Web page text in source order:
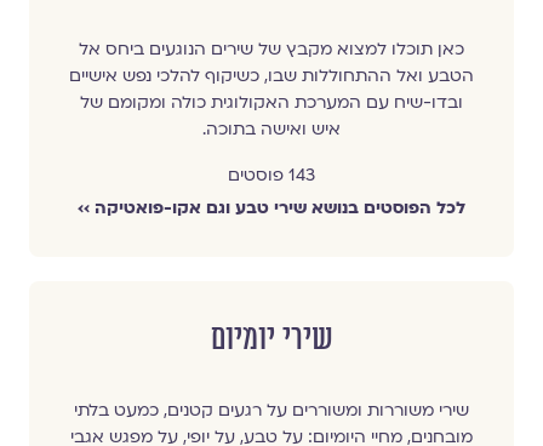
כאן תוכלו למצוא מקבץ של שירים הנוגעים ביחס אל
הטבע ואל ההתחוללות שבו, כשיקוף להלכי נפש אישיים
ובדו-שיח עם המערכת האקולוגית כולה ומקומם של
איש ואישה בתוכה.
143 פוסטים
לכל הפוסטים בנושא שירי טבע וגם אקו-פואטיקה ››
שירי יומיום
שירי משוררות ומשוררים על רגעים קטנים, כמעט בלתי
מובחנים, מחיי היומיום: על טבע, על יופי, על מפגש אגבי